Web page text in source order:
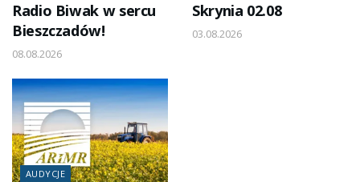
Radio Biwak w sercu
Bieszczadów!
08.08.2026
Skrynia 02.08
03.08.2026
AUDYCJE